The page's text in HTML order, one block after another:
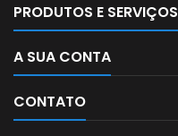
PRODUTOS E SERVIÇOS
A SUA CONTA
CONTATO